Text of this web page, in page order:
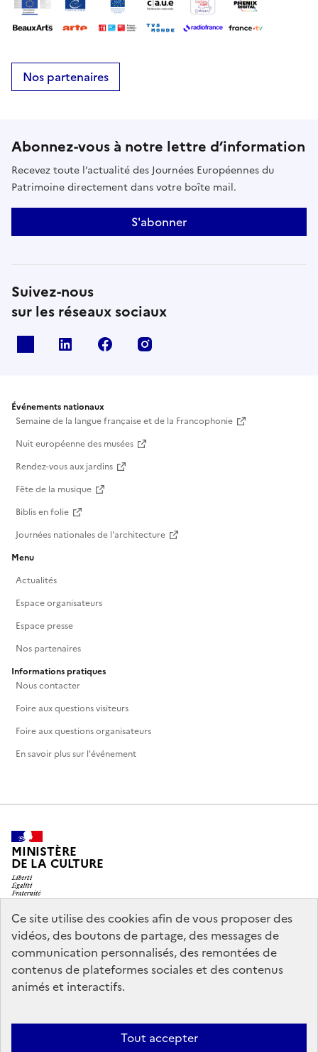
Ce site utilise des cookies afin de vous proposer des
vidéos, des boutons de partage, des messages de
communication personnalisés, des remontées de
contenus de plateformes sociales et des contenus
animés et interactifs.
Tout accepter
Nos partenaires
Abonnez-vous à notre lettre d’information
Recevez toute l’actualité des Journées Européennes du
Patrimoine directement dans votre boîte mail.
S'abonner
Suivez-nous
sur les réseaux sociaux
Linkedin Facebook
Événements nationaux
Semaine de la langue française et de la Francophonie
Nuit européenne des musées
Rendez-vous aux jardins
Fête de la musique
Biblis en folie
Journées nationales de l'architecture
Menu
Actualités
Espace organisateurs
Espace presse
Nos partenaires
Informations pratiques
Nous contacter
Foire aux questions visiteurs
Foire aux questions organisateurs
En savoir plus sur l'événement
MINISTÈRE
DE LA CULTURE
legifrance.gouv.fr
info.gouv.fr
service-public.gouv.fr
data.gouv.fr
Mentions légales